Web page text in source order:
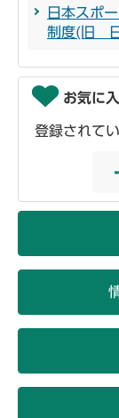
日本スポ
制度(旧
お気に
登録されて